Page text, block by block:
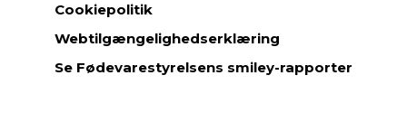
Cookiepolitik
Webtilgængelighedserklæring
Se Fødevarestyrelsens smiley-rapporter